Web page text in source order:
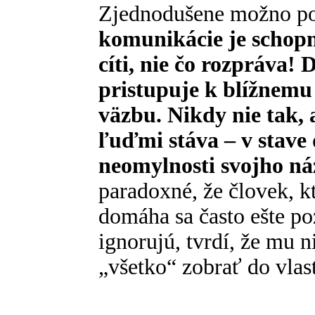
Zjednodušene možno
komunikácie je
cíti, nie čo rozpráva!
pristupuje k
väzbu. Nikdy nie tak,
ľuďmi stáva – v stave
neomylnosti svojho
paradoxné, že človek,
domáha sa často ešte
ignorujú, tvrdí, že mu
„všetko“ zobrať do